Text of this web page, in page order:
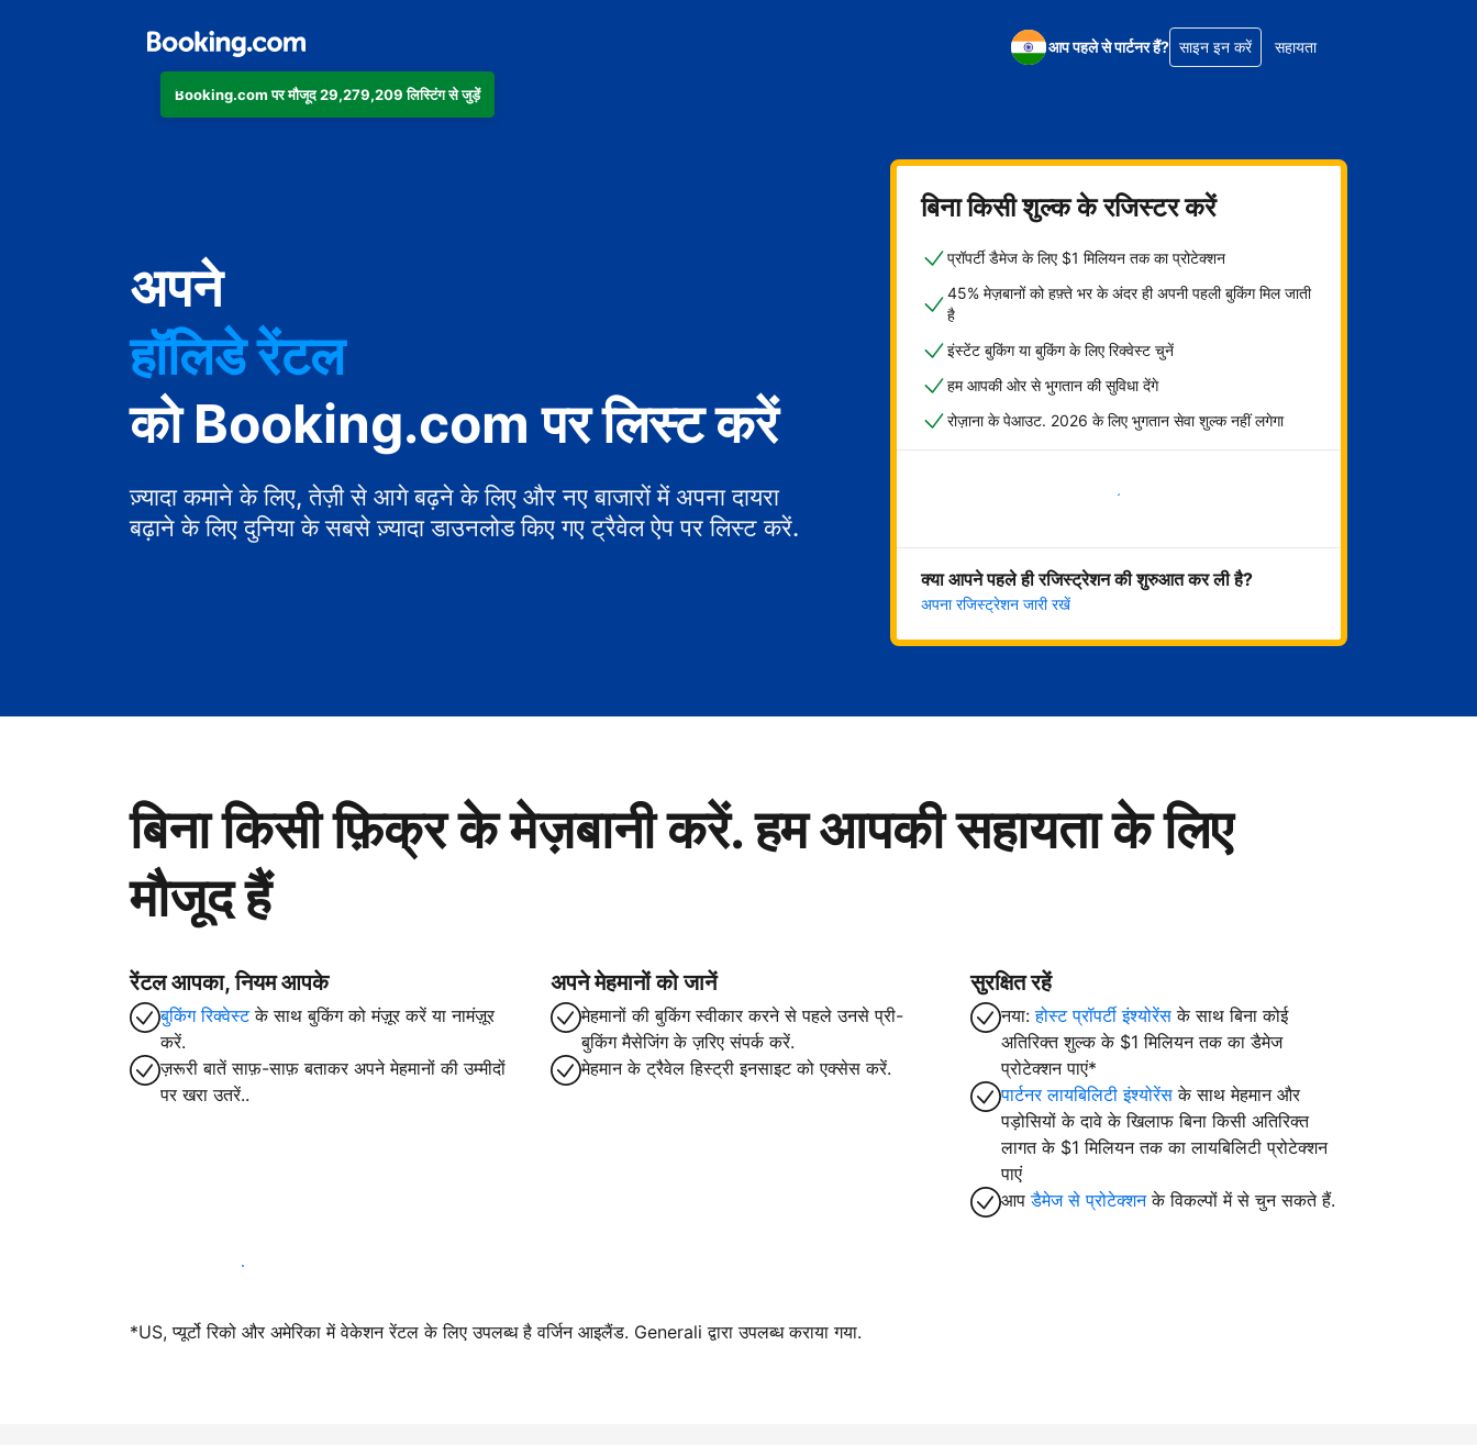
Booking.com पर मौजूद 29,279,209 लिस्टिंग से जुड़ें
आप पहले से पार्टनर हैं? साइन इन करें सहायता
अपने
होटल
हॉलिडे रेंटल
गेस्ट हाउस
बेड एंड ब्रेकफ़ास्ट
को Booking.com पर लिस्ट करें
ज़्यादा कमाने के लिए, तेज़ी से आगे बढ़ने के लिए और नए बाजारों में अपना दायरा
बढ़ाने के लिए दुनिया के सबसे ज़्यादा डाउनलोड किए गए ट्रैवेल ऐप पर लिस्ट करें.
बिना किसी शुल्क के रजिस्टर करें
प्रॉपर्टी डैमेज के लिए $1 मिलियन तक का प्रोटेक्शन
45% मेज़बानों को हफ़्ते भर के अंदर ही अपनी पहली बुकिंग मिल जाती
है
इंस्टेंट बुकिंग या बुकिंग के लिए रिक्वेस्ट चुनें
हम आपकी ओर से भुगतान की सुविधा देंगे
रोज़ाना के पेआउट. 2026 के लिए भुगतान सेवा शुल्क नहीं लगेगा
अभी शुरू करें
क्या आपने पहले ही रजिस्ट्रेशन की शुरुआत कर ली है?
अपना रजिस्ट्रेशन जारी रखें
बिना किसी फ़िक्र के मेज़बानी करें. हम आपकी सहायता के लिए
मौजूद हैं
रेंटल आपका, नियम आपके
बुकिंग रिक्वेस्टके साथ बुकिंग को मंज़ूर करें या नामंज़ूर
करें.
ज़रूरी बातें साफ़-साफ़ बताकर अपने मेहमानों की उम्मीदों
पर खरा उतरें..
अपने मेहमानों को जानें
मेहमानों की बुकिंग स्वीकार करने से पहले उनसे प्री-
बुकिंग मैसेजिंग के ज़रिए संपर्क करें.
मेहमान के ट्रैवेल हिस्ट्री इनसाइट को एक्सेस करें.
सुरक्षित रहें
नया:होस्ट प्रॉपर्टी इंश्योरेंस के साथ बिना कोई
अतिरिक्त शुल्क के $1 मिलियन तक का डैमेज
प्रोटेक्शन पाएं*
पार्टनर लायबिलिटी इंश्योरेंस के साथ मेहमान और
पड़ोसियों के दावे के खिलाफ बिना किसी अतिरिक्त
लागत के $1 मिलियन तक का लायबिलिटी प्रोटेक्शन
पाएं
आपडैमेज से प्रोटेक्शनके विकल्पों में से चुन सकते हैं.
आज ही हमारे साथ मेजबानी करें
*US, प्यूर्टो रिको और अमेरिका में वेकेशन रेंटल के लिए उपलब्ध है वर्जिन आइलैंड. Generali द्वारा उपलब्ध कराया गया.